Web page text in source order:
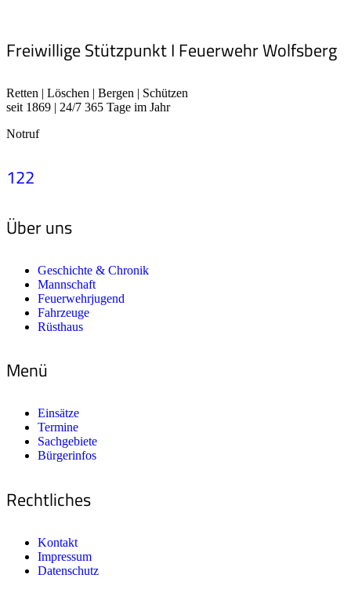
Freiwillige Stützpunkt I Feuerwehr Wolfsberg
Retten | Löschen | Bergen | Schützen
seit 1869 | 24/7 365 Tage im Jahr
Notruf
122
Über uns
Geschichte & Chronik
Mannschaft
Feuerwehrjugend
Fahrzeuge
Rüsthaus
Menü
Einsätze
Termine
Sachgebiete
Bürgerinfos
Rechtliches
Kontakt
Impressum
Datenschutz